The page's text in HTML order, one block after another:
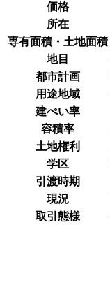
価格
所在
専有面積・ 土地面積
地目
都市計画
用途地域
建ぺい率
容積率
土地権利
学区
引渡時期
現況
取引態様